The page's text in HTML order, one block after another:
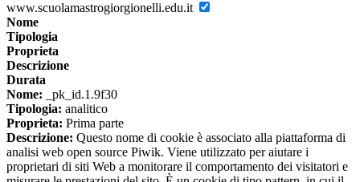
www.scuolamastrogiorgionelli.edu.it
Nome
Tipologia
Proprieta
Descrizione
Durata
Nome: _pk_id.1.9f30
Tipologia: analitico
Proprieta: Prima parte
Descrizione: Questo nome di cookie è associato alla piattaforma di
analisi web open source Piwik. Viene utilizzato per aiutare i
proprietari di siti Web a monitorare il comportamento dei visitatori e